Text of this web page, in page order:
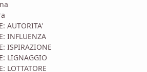
AUTORITA'
INFLUENZA
ISPIRAZIONE
LIGNAGGIO
LOTTATORE